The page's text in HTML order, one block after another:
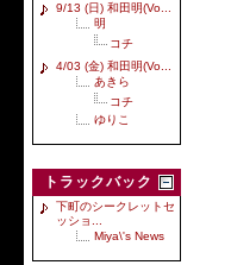
9/13 (日) 和田明(Vo...
明
コチ
4/03 (金) 和田明(Vo...
あきら
コチ
ゆりこ
トラックバック
下町のシークレットセ
ッショ...
Miya\'s News